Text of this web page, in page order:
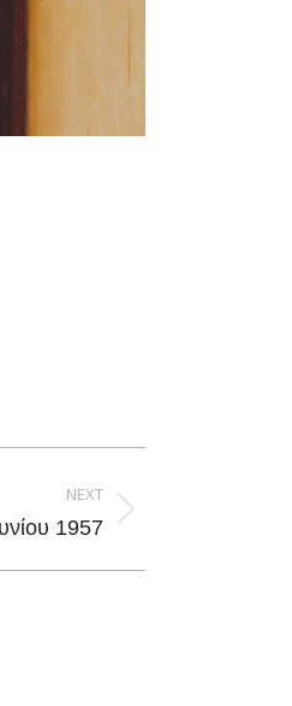
NEXT
1957